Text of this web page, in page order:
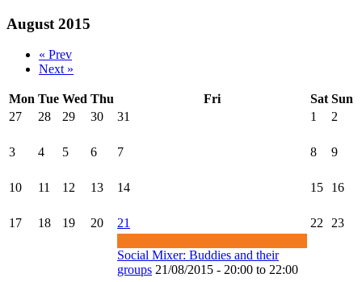
August 2015
« Prev
Next »
Mon Tue Wed Thu Fri Sat Sun
27
28 29 30 31 1 2
3 4 5 6 7 8 9
10 11 12 13 14 15 16
17 18 19 20 21 22 23
Social Mixer: Buddies and their
groups 21/08/2015 - 20:00 to 22:00